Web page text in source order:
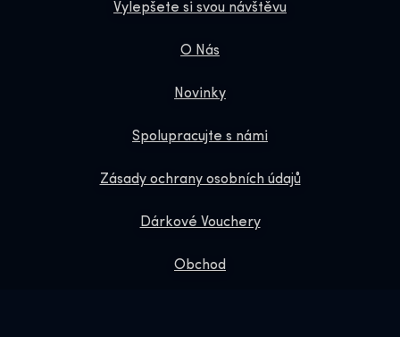
Vylepšete si svou návštěvu
O Nás
Novinky
Spolupracujte s námi
Zásady ochrany osobních údajů
Dárkové Vouchery
Obchod